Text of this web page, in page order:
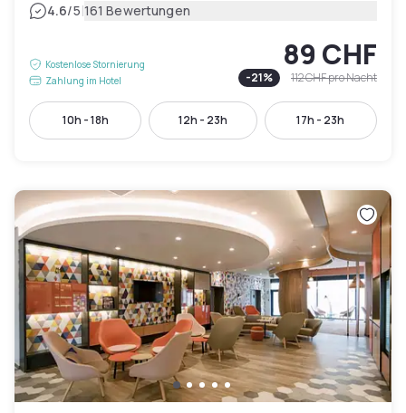
4.6/5|161 Bewertungen
Kostenlose Stornierung
Zahlung im Hotel
89 CHF
-21% 112 CHFpro Nacht
10h - 18h 12h - 23h 17h - 23h